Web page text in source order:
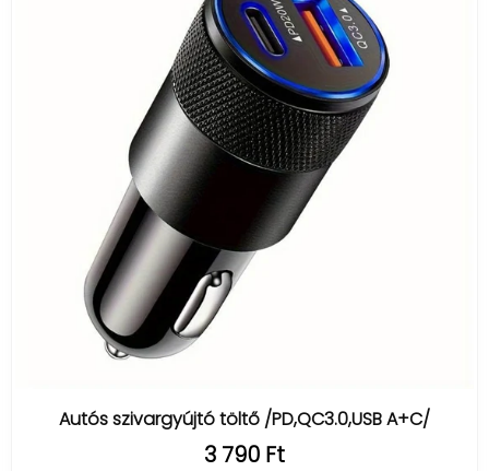
Autós szivargyújtó töltő /PD,QC3.0,USB A+C/
3 790 Ft